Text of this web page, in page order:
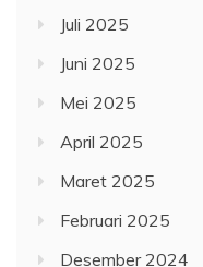
Juli 2025
Juni 2025
Mei 2025
April 2025
Maret 2025
Februari 2025
Desember 2024